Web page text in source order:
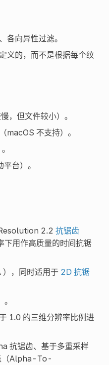
各向异性过滤。
义的，而不是根据每个纹
，但文件较小）。
macOS 不支持）。
台）。
2.2 抗锯齿
下用作高质量的时间抗锯
，同时适用于 2D 抗锯
1.0 的三维分辨率比例进
抗锯齿、基于多重采样
（Alpha-To-